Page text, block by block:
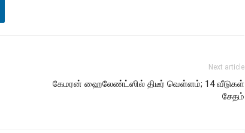
Next article
கேமரன் ஹைலேண்ட்ஸில் திடீர் வெள்ளம்; 14 வீடுகள்
சேதம்